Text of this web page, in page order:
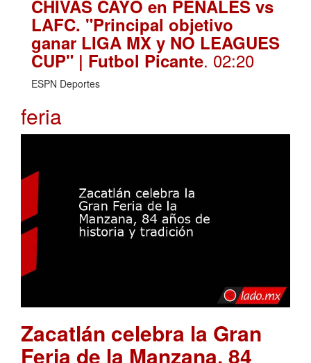
CHIVAS CAYÓ en PENALES vs
LAFC. "Principal objetivo
ganar LIGA MX y NO LEAGUES
CUP" | Futbol Picante. 02:20
ESPN Deportes
feria
Zacatlán celebra la Gran
Feria de la Manzana, 84